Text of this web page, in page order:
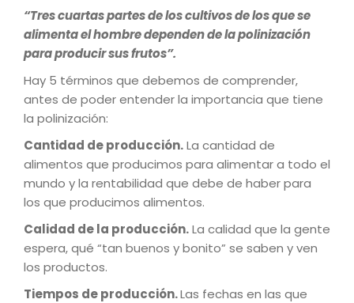
“Tres cuartas partes de los cultivos de los que se
alimenta el hombre dependen de la polinización
para producir sus frutos”.
Hay 5 términos que debemos de comprender,
antes de poder entender la importancia que tiene
la polinización:
Cantidad de producción.La cantidad de
alimentos que producimos para alimentar a todo el
mundo y la rentabilidad que debe de haber para
los que producimos alimentos.
Calidad de la producción.La calidad que la gente
espera, qué “tan buenos y bonito” se saben y ven
los productos.
Tiempos de producción.Las fechas en las que